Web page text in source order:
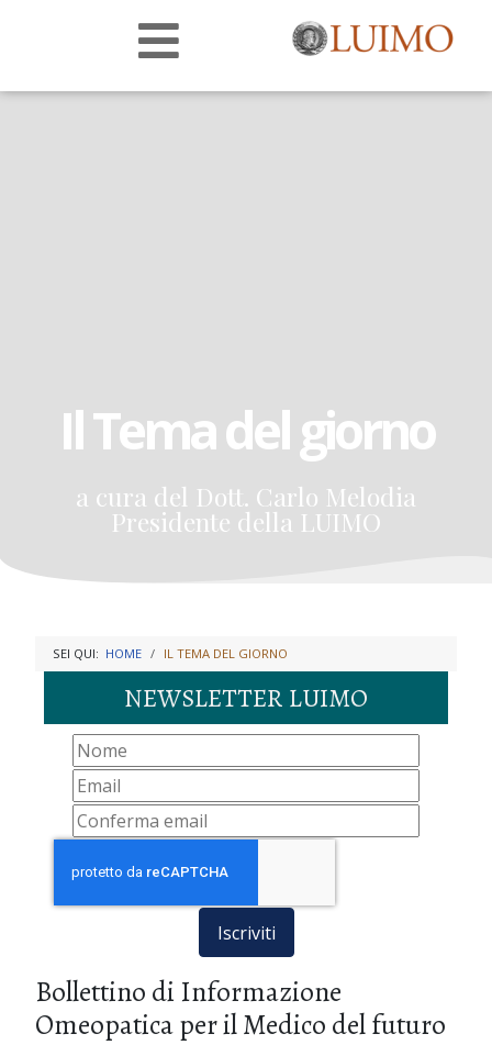
Il Tema del giorno
a cura del Dott. Carlo Melodia
Presidente della LUIMO
SEI QUI: HOME IL TEMA DEL GIORNO
NEWSLETTER LUIMO
Iscriviti
Bollettino di Informazione
Omeopatica per il Medico del futuro